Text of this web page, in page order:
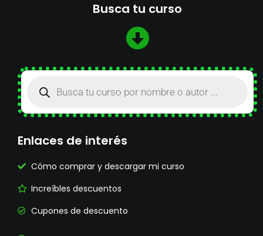
Busca tu curso
Enlaces de interés
Cómo comprar y descargar mi curso
Increíbles descuentos
Cupones de descuento